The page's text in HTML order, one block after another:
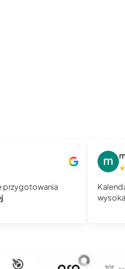
przygotowania